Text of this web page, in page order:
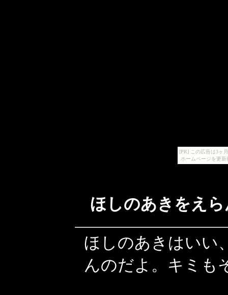
[PR] この広告は3ヶ
ホームページを更
ほしのあきをえ
ほしのあきはいい
んのだよ。キミも